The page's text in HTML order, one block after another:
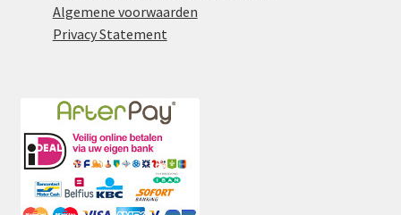
Algemene voorwaarden
Privacy Statement